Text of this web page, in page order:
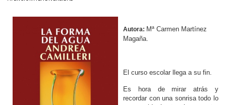
Autora: Mª Carmen Martínez
Magaña.
El curso escolar llega a su fin.
Es hora de mirar atrás y
recordar con una sonrisa todo lo